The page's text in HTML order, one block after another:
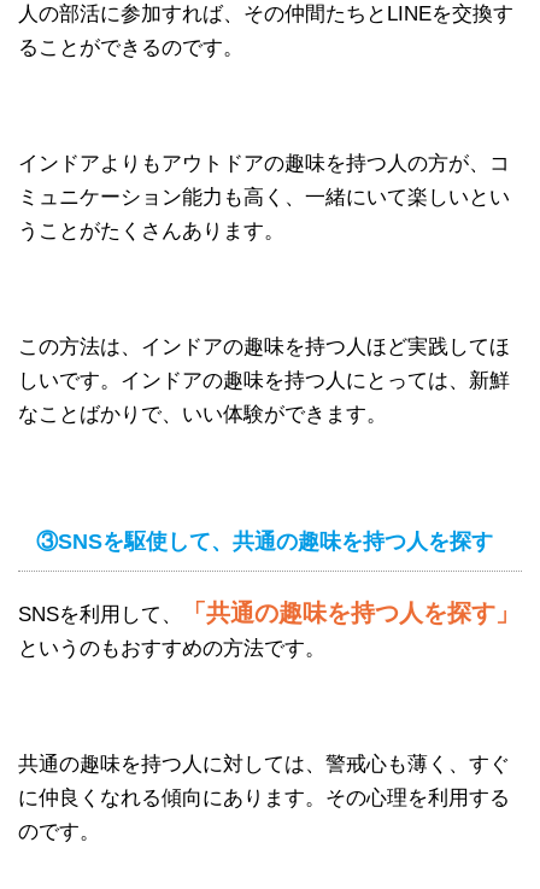
人の部活に参加すれば、その仲間たちとLINEを交換す
ることができるのです。
インドアよりもアウトドアの趣味を持つ人の方が、コ
ミュニケーション能力も高く、一緒にいて楽しいとい
うことがたくさんあります。
この方法は、インドアの趣味を持つ人ほど実践してほ
しいです。インドアの趣味を持つ人にとっては、新鮮
なことばかりで、いい体験ができます。
③SNSを駆使して、共通の趣味を持つ人を探す
SNSを利用して、 「共通の趣味を持つ人を探す」
というのもおすすめの方法です。
共通の趣味を持つ人に対しては、警戒心も薄く、すぐ
に仲良くなれる傾向にあります。その心理を利用する
のです。